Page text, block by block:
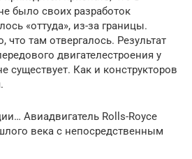
было своих разработок
«оттуда», из-за границы.
что там отвергалось. Результат
двигателестроения у
существует. Как и конструкторов
Авиадвигатель Rolls-Royce
века с непосредственным